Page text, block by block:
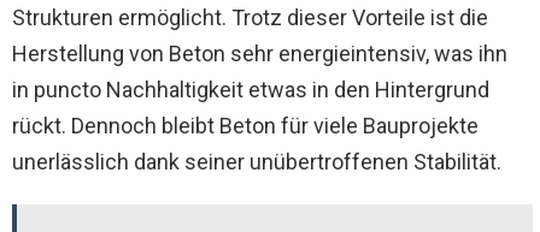
Strukturen ermöglicht. Trotz dieser Vorteile ist die
Herstellung von Beton sehr energieintensiv, was ihn
in puncto Nachhaltigkeit etwas in den Hintergrund
rückt. Dennoch bleibt Beton für viele Bauprojekte
unerlässlich dank seiner unübertroffenen Stabilität.